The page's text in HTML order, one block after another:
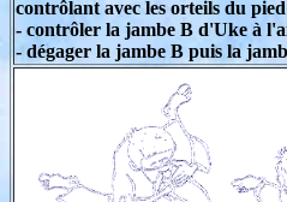
contrôlant avec les orteils du
- contrôler la jambe B d'Uke à
- dégager la jambe B puis la